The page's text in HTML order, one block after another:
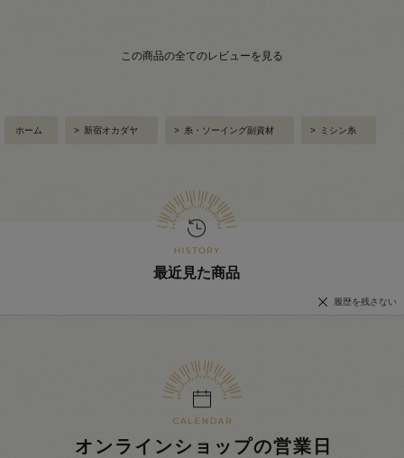
この商品の全てのレビューを見る
ホーム > 新宿オカダヤ > 糸・ソーイング副資材 > ミシン糸
最近見た商品
履歴を残さない
オンラインショップの営業日